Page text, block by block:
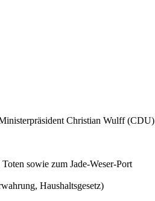
Christian Wulff (CDU)
sowie zum Jade-Weser-Port
Haushaltsgesetz)